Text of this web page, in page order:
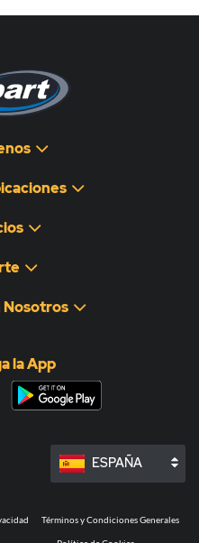
Nosotros
la App
ESPAÑA
Términos y Condiciones Generales